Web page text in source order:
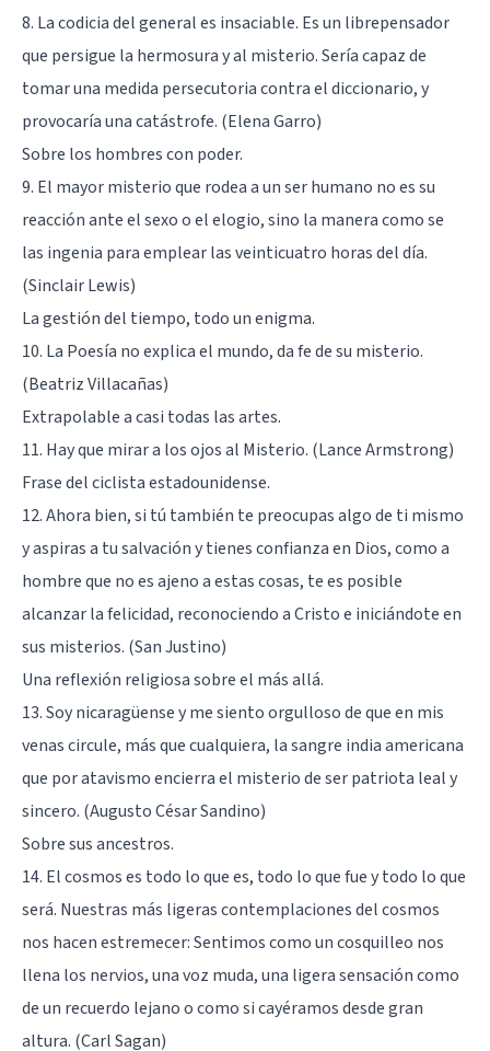
8. La codicia del general es insaciable. Es un librepensador
que persigue la hermosura y al misterio. Sería capaz de
tomar una medida persecutoria contra el diccionario, y
provocaría una catástrofe. (Elena Garro)
Sobre los hombres con poder.
9. El mayor misterio que rodea a un ser humano no es su
reacción ante el sexo o el elogio, sino la manera como se
las ingenia para emplear las veinticuatro horas del día.
(Sinclair Lewis)
La gestión del tiempo, todo un enigma.
10. La Poesía no explica el mundo, da fe de su misterio.
(Beatriz Villacañas)
Extrapolable a casi todas las artes.
11. Hay que mirar a los ojos al Misterio. (Lance Armstrong)
Frase del ciclista estadounidense.
12. Ahora bien, si tú también te preocupas algo de ti mismo
y aspiras a tu salvación y tienes confianza en Dios, como a
hombre que no es ajeno a estas cosas, te es posible
alcanzar la felicidad, reconociendo a Cristo e iniciándote en
sus misterios. (San Justino)
Una reflexión religiosa sobre el más allá.
13. Soy nicaragüense y me siento orgulloso de que en mis
venas circule, más que cualquiera, la sangre india americana
que por atavismo encierra el misterio de ser patriota leal y
sincero. (Augusto César Sandino)
Sobre sus ancestros.
14. El cosmos es todo lo que es, todo lo que fue y todo lo que
será. Nuestras más ligeras contemplaciones del cosmos
nos hacen estremecer: Sentimos como un cosquilleo nos
llena los nervios, una voz muda, una ligera sensación como
de un recuerdo lejano o como si cayéramos desde gran
altura. (Carl Sagan)